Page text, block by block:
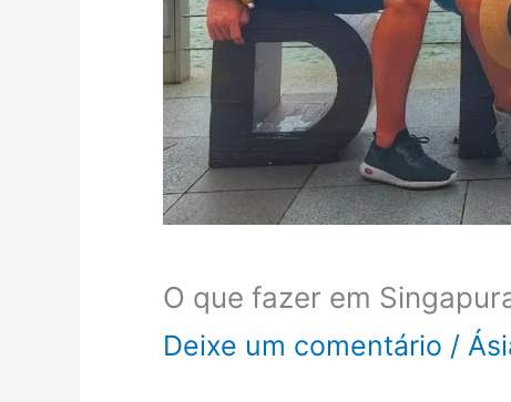
O que fazer em
Deixe um comentário /